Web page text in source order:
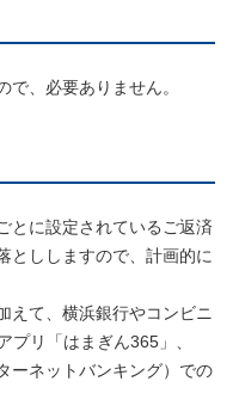
、必要ありません。
とに設定されているご返済
とししますので、計画的に
えて、横浜銀行やコンビニ
プリ「はまぎん365」、
ーネットバンキング）での